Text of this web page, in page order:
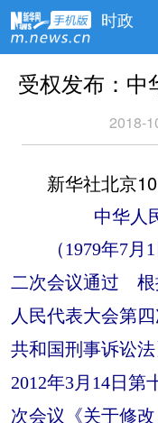
时政
受权发布：中
2018-
新华社北京10
中华人
（1979年7
二次会议通过 根
人民代表大会第
共和国刑事诉讼
2012年3月14日第
次会议《关于修